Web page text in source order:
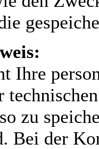
Ihre
zu
Bei der